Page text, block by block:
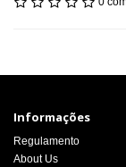
Informações
Regulamento
About Us